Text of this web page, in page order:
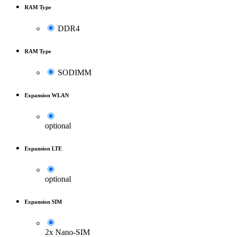
RAM Type
DDR4
RAM Type
SODIMM
Expansion WLAN
optional
Expansion LTE
optional
Expansion SIM
2x Nano-SIM